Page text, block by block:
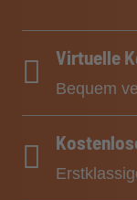
Virtuelle
Bequem